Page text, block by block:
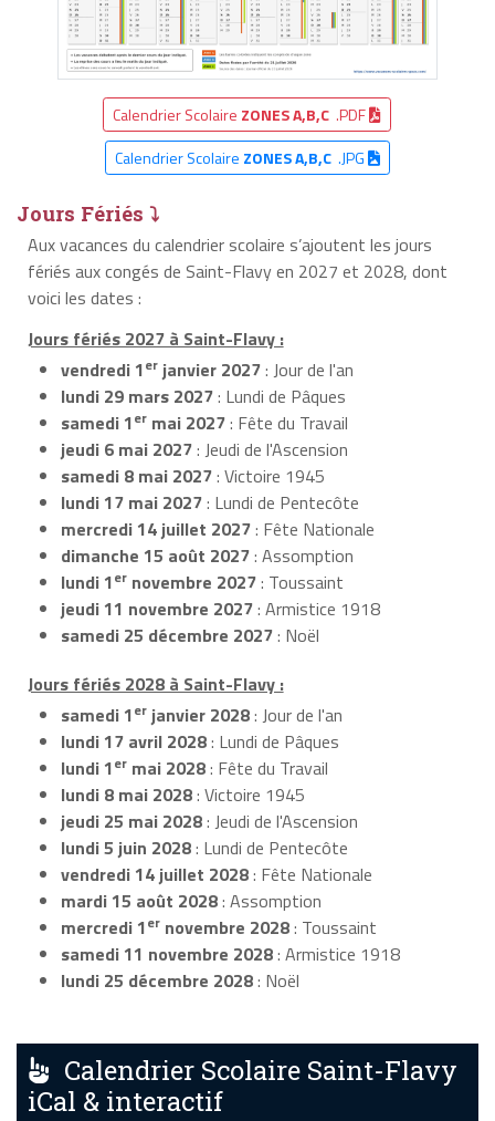
Calendrier Scolaire ZONES A,B,C .PDF
Calendrier Scolaire ZONES A,B,C.JPG
Jours Fériés ⤵
Aux vacances du calendrier scolaire s’ajoutent les jours
fériés aux congés de Saint-Flavy en 2027 et 2028, dont
voici les dates :
Jours fériés 2027 à Saint-Flavy :
vendredi 1er janvier 2027: Jour de l'an
lundi 29 mars 2027: Lundi de Pâques
samedi 1er mai 2027: Fête du Travail
jeudi 6 mai 2027: Jeudi de l'Ascension
samedi 8 mai 2027: Victoire 1945
lundi 17 mai 2027: Lundi de Pentecôte
mercredi 14 juillet 2027: Fête Nationale
dimanche 15 août 2027: Assomption
lundi 1er novembre 2027: Toussaint
jeudi 11 novembre 2027: Armistice 1918
samedi 25 décembre 2027: Noël
Jours fériés 2028 à Saint-Flavy :
samedi 1er janvier 2028: Jour de l'an
lundi 17 avril 2028: Lundi de Pâques
lundi 1er mai 2028: Fête du Travail
lundi 8 mai 2028: Victoire 1945
jeudi 25 mai 2028: Jeudi de l'Ascension
lundi 5 juin 2028: Lundi de Pentecôte
vendredi 14 juillet 2028: Fête Nationale
mardi 15 août 2028: Assomption
mercredi 1er novembre 2028: Toussaint
samedi 11 novembre 2028: Armistice 1918
lundi 25 décembre 2028: Noël
Calendrier Scolaire Saint-Flavy
iCal & interactif